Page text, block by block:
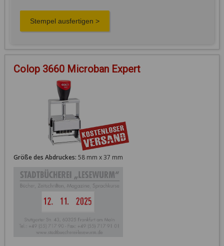
Colop 3660 Microban Expert
Größe des Abdruckes: 58 mm x 37 mm